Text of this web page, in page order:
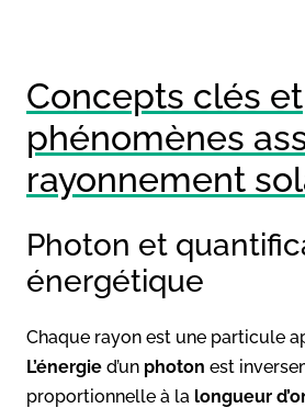
Concepts clés et
phénomènes
rayonnement
Photon et
énergétique
Chaque rayon est une particule
L’énergie d’un photon est
proportionnelle à la longueur